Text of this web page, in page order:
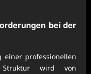
bei der
einer professionellen
Struktur wird von